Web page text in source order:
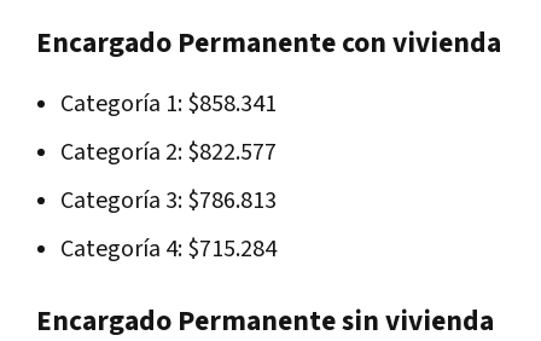
Encargado Permanente con vivienda
Categoría 1: $858.341
Categoría 2: $822.577
Categoría 3: $786.813
Categoría 4: $715.284
Encargado Permanente sin vivienda